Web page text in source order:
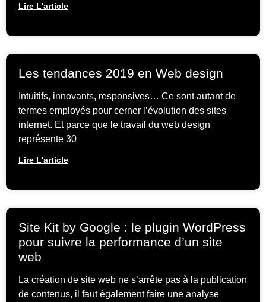
Lire L'article
Les tendances 2019 en Web design
Intuitifs, innovants, responsives… Ce sont autant de
termes employés pour cerner l’évolution des sites
internet. Et parce que le travail du web design
représente 30
Lire L'article
Site Kit by Google : le plugin WordPress
pour suivre la performance d’un site
web
La création de site web ne s’arrête pas à la publication
de contenus, il faut également faire une analyse